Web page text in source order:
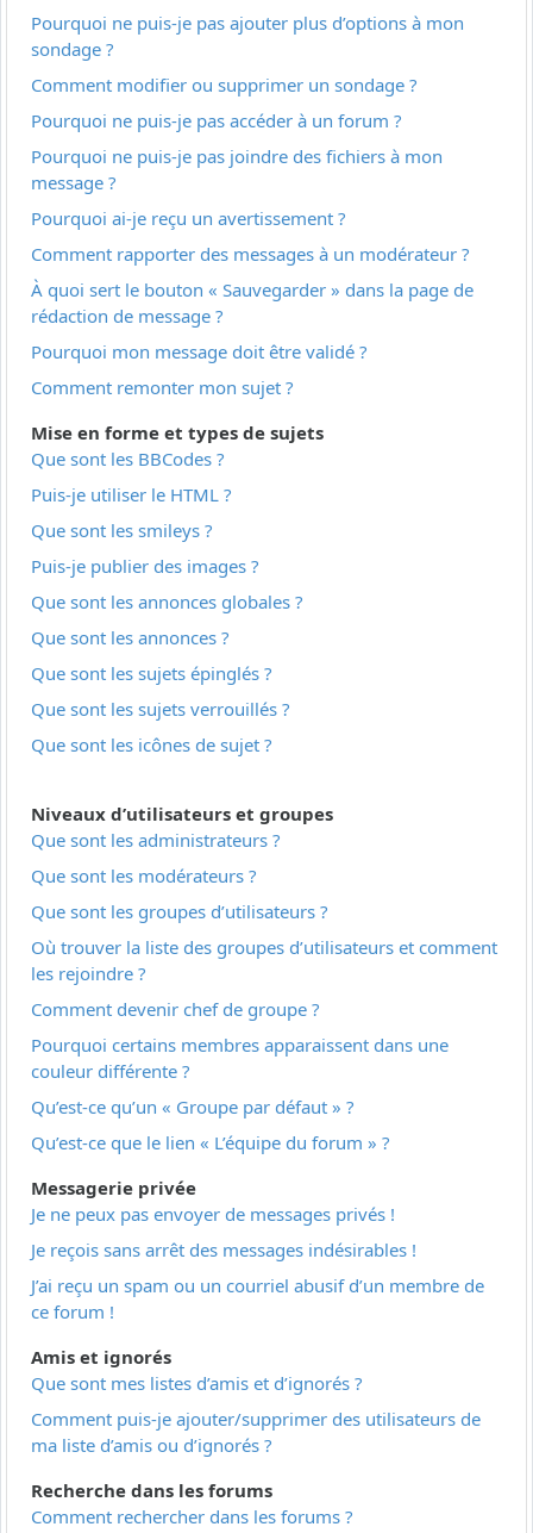
Pourquoi ne puis-je pas ajouter plus d’options à mon
sondage ?
Comment modifier ou supprimer un sondage ?
Pourquoi ne puis-je pas accéder à un forum ?
Pourquoi ne puis-je pas joindre des fichiers à mon
message ?
Pourquoi ai-je reçu un avertissement ?
Comment rapporter des messages à un modérateur ?
À quoi sert le bouton « Sauvegarder » dans la page de
rédaction de message ?
Pourquoi mon message doit être validé ?
Comment remonter mon sujet ?
Mise en forme et types de sujets
Que sont les BBCodes ?
Puis-je utiliser le HTML ?
Que sont les smileys ?
Puis-je publier des images ?
Que sont les annonces globales ?
Que sont les annonces ?
Que sont les sujets épinglés ?
Que sont les sujets verrouillés ?
Que sont les icônes de sujet ?
Niveaux d’utilisateurs et groupes
Que sont les administrateurs ?
Que sont les modérateurs ?
Que sont les groupes d’utilisateurs ?
Où trouver la liste des groupes d’utilisateurs et comment
les rejoindre ?
Comment devenir chef de groupe ?
Pourquoi certains membres apparaissent dans une
couleur différente ?
Qu’est-ce qu’un « Groupe par défaut » ?
Qu’est-ce que le lien « L’équipe du forum » ?
Messagerie privée
Je ne peux pas envoyer de messages privés !
Je reçois sans arrêt des messages indésirables !
J’ai reçu un spam ou un courriel abusif d’un membre de
ce forum !
Amis et ignorés
Que sont mes listes d’amis et d’ignorés ?
Comment puis-je ajouter/supprimer des utilisateurs de
ma liste d’amis ou d’ignorés ?
Recherche dans les forums
Comment rechercher dans les forums ?